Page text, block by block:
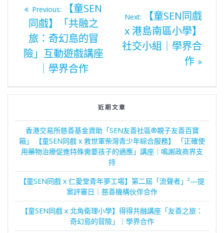
章
導
覽
Previous:
Previous
post:
【童SEN
同戲】「共融之
旅：奇幻島的冒
險」互動遊戲講座
｜學界合作
Next:
Next
post:
【童SEN同戲
x 港島南區小學】
社交小組｜學界合
作
近期文章
香港交易所慈善基金資助「SEN友善社區®親子友善百寶
箱」 【童SEN同戲 x 救世軍柴灣青少年綜合服務】 「正確使
用藥物治療促進特殊需要孩子的適應」講座｜鳴謝政商界支
持
【童SEN同戲 x 仁愛堂青年夢工場】第二屆「流聲者」²—提
案評審日｜慈善機構伙伴合作
【童SEN同戲 x 北角衛理小學】得得共融講座「友善之旅：
奇幻島的冒險」｜學界合作